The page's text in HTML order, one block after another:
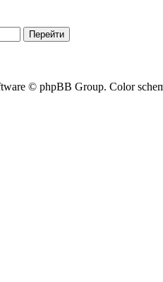
© phpBB Group. Color